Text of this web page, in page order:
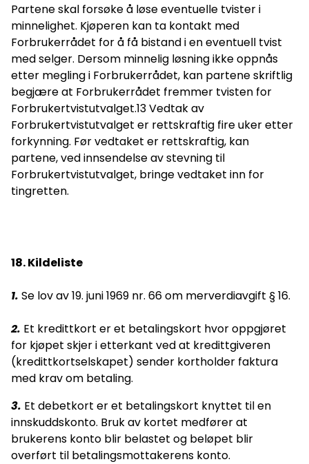
Partene skal forsøke å løse eventuelle tvister i
minnelighet. Kjøperen kan ta kontakt med
Forbrukerrådet for å få bistand i en eventuell tvist
med selger. Dersom minnelig løsning ikke oppnås
etter megling i Forbrukerrådet, kan partene skriftlig
begjære at Forbrukerrådet fremmer tvisten for
Forbrukertvistutvalget.13 Vedtak av
Forbrukertvistutvalget er rettskraftig fire uker etter
forkynning. Før vedtaket er rettskraftig, kan
partene, ved innsendelse av stevning til
Forbrukertvistutvalget, bringe vedtaket inn for
tingretten.
18. Kildeliste
1. Se lov av 19. juni 1969 nr. 66 om merverdiavgift § 16.
2. Et kredittkort er et betalingskort hvor oppgjøret
for kjøpet skjer i etterkant ved at kredittgiveren
(kredittkortselskapet) sender kortholder faktura
med krav om betaling.
3. Et debetkort er et betalingskort knyttet til en
innskuddskonto. Bruk av kortet medfører at
brukerens konto blir belastet og beløpet blir
overført til betalingsmottakerens konto.